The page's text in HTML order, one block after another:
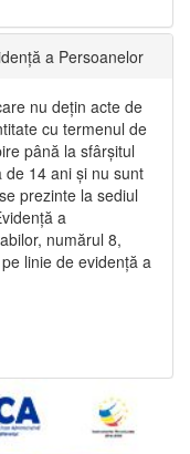
a Persoanelor
nu dețin acte de
cu termenul de
până la sfârșitul
14 ani și nu sunt
prezinte la sediul
a
numărul 8,
linie de evidență a